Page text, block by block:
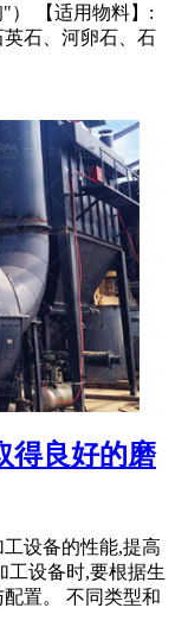
） 【适用物料】:
石、河卵石、石
得良好的磨
设备的性能,提高
工设备时,要根据生
置。 不同类型和